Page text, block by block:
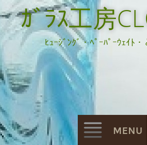
ｶﾞﾗｽ工房
ﾋｭｰｼﾞﾝｸﾞ・ﾍﾟｰﾊﾟｰｳｪｲﾄ
MENU